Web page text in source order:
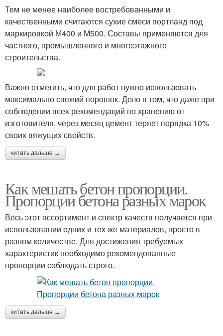
Тем не менее наиболее востребованными и
качественными считаются сухие смеси портланд под
маркировкой М400 и М500. Составы применяются для
частного, промышленного и многоэтажного
строительства.
Важно отметить, что для работ нужно использовать
максимально свежий порошок. Дело в том, что даже при
соблюдении всех рекомендаций по хранению от
изготовителя, через месяц цемент теряет порядка 10%
своих вяжущих свойств.
читать дальше →
Как мешать бетон пропорции.
Пропорции бетона разных марок
Весь этот ассортимент и спектр качеств получается при
использовании одних и тех же материалов, просто в
разном количестве. Для достижения требуемых
характеристик необходимо рекомендованные
пропорции соблюдать строго.
читать дальше →